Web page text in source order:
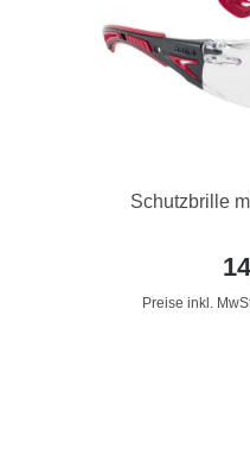
Schutzbrille
Preise inkl.